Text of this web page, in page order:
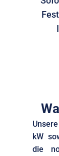
kW
die